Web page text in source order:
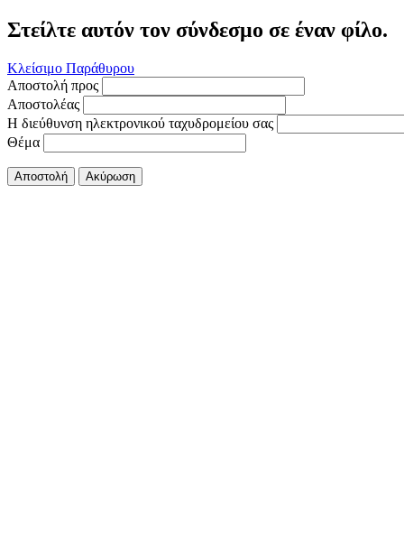
Στείλτε αυτόν τον σύνδεσμο σε έναν φίλο.
Κλείσιμο Παράθυρου
Αποστολή προς
Αποστολέας
Η διεύθυνση ηλεκτρονικού ταχυδρομείου σας
Θέμα
Αποστολή Ακύρωση